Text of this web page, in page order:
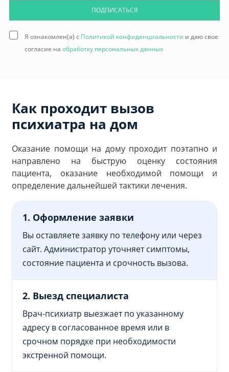
ПОДПИСАТЬСЯ
Я ознакомлен(а) с Политикой конфиденциальности и даю свое
согласие на обработку персональных данных
Как проходит вызов
психиатра на дом
Оказание помощи на дому проходит поэтапно и
направлено на быструю оценку состояния
пациента, оказание необходимой помощи и
определение дальнейшей тактики лечения.
1. Оформление заявки
Вы оставляете заявку по телефону или через
сайт. Администратор уточняет симптомы,
состояние пациента и срочность вызова.
2. Выезд специалиста
Врач-психиатр выезжает по указанному
адресу в согласованное время или в
срочном порядке при необходимости
экстренной помощи.